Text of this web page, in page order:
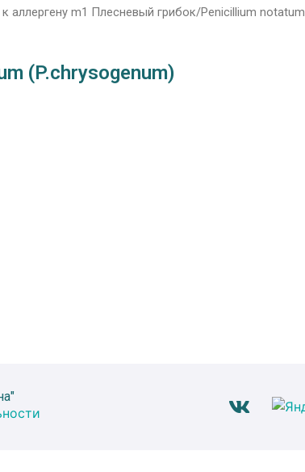
к аллергену m1 Плесневый грибок/Penicillium notatum
(P.chrysogenum)